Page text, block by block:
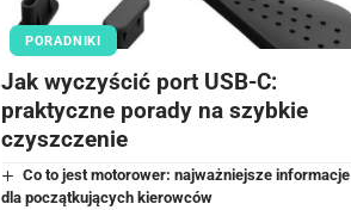
PORADNIKI
Jak wyczyścić port USB-C:
praktyczne porady na szybkie
czyszczenie
Co to jest motorower: najważniejsze informacje
dla początkujących kierowców